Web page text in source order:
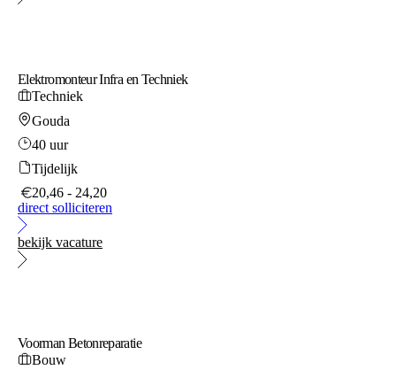
Elektromonteur Infra en Techniek
Techniek
Gouda
40 uur
Tijdelijk
20,46 - 24,20
direct solliciteren
bekijk vacature
Voorman Betonreparatie
Bouw